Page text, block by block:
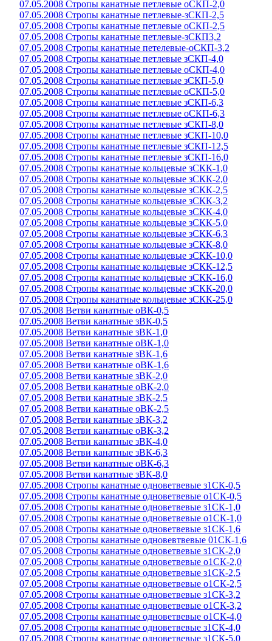
07.05.2008 Стропы канатные петлевые оСКП-2,0
07.05.2008 Стропы канатные петлевые-зСКП-2,5
07.05.2008 Стропы канатные петлевые оСКП-2,5
07.05.2008 Стропы канатные петлевые-зСКП3,2
07.05.2008 Стропы канатные петелевые-оСКП-3,2
07.05.2008 Стропы канатные петлевые зСКП-4,0
07.05.2008 Стропы канатные петлевые оСКП-4,0
07.05.2008 Стропы канатные петлевые зСКП-5,0
07.05.2008 Стропы канатные петлевые оСКП-5,0
07.05.2008 Стропы канатные петлевые зСКП-6,3
07.05.2008 Стропы канатные петлевые оСКП-6,3
07.05.2008 Стропы канатные петлевые зСКП-8,0
07.05.2008 Стропы канатные петлевые зСКП-10,0
07.05.2008 Стропы канатные петлевые зСКП-12,5
07.05.2008 Стропы канатные петлевые зСКП-16,0
07.05.2008 Стропы канатные кольцевые зСКК-1,0
07.05.2008 Стропы канатные кольцевые зСКК-2,0
07.05.2008 Стропы канатные кольцевые зСКК-2,5
07.05.2008 Стропы канатные кольцевые зСКК-3,2
07.05.2008 Стропы канатные кольцевые зСКК-4,0
07.05.2008 Стропы канатные кольцевые зСКК-5,0
07.05.2008 Стропы канатные кольцевые зСКК-6,3
07.05.2008 Стропы канатные кольцевые зСКК-8,0
07.05.2008 Стропы канатные кольцевые зСКК-10,0
07.05.2008 Стропы канатные кольцевые зСКК-12,5
07.05.2008 Стропы канатные кольцевые зСКК-16,0
07.05.2008 Стропы канатные кольцевые зСКК-20,0
07.05.2008 Стропы канатные кольцевые зСКК-25,0
07.05.2008 Ветви канатные оВК-0,5
07.05.2008 Ветви канатные зВК-0,5
07.05.2008 Ветви канатные зВК-1,0
07.05.2008 Ветви канатные оВК-1,0
07.05.2008 Ветви канатные зВК-1,6
07.05.2008 Ветви канатные оВК-1,6
07.05.2008 Ветви канатные зВК-2,0
07.05.2008 Ветви канатные оВК-2,0
07.05.2008 Ветви канатные зВК-2,5
07.05.2008 Ветви канатные оВК-2,5
07.05.2008 Ветви канатные зВК-3,2
07.05.2008 Ветви канатные оВК-3,2
07.05.2008 Ветви канатные зВК-4,0
07.05.2008 Ветви канатные зВК-6,3
07.05.2008 Ветви канатные оВК-6,3
07.05.2008 Ветви канатные зВК-8,0
07.05.2008 Стропы канатные одноветвевые з1СК-0,5
07.05.2008 Стропы канатные одноветвевые о1СК-0,5
07.05.2008 Стропы канатные одноветвевые з1СК-1,0
07.05.2008 Стропы канатные одноветвевые о1СК-1,0
07.05.2008 Стропы канатные одноветвевые з1СК-1,6
07.05.2008 Стропы канатные одновевтвевые 01СК-1,6
07.05.2008 Стропы канатные одноветвевые з1СК-2,0
07.05.2008 Стропы канатные одноветвевые о1СК-2,0
07.05.2008 Стропы канатные одноветвевые з1СК-2,5
07.05.2008 Стропы канатные одноветвевые о1СК-2,5
07.05.2008 Стропы канатные одноветвевые з1СК-3,2
07.05.2008 Стропы канатные одноветвевые о1СК-3,2
07.05.2008 Стропы канатные одноветвевые о1СК-4,0
07.05.2008 Стропы канатные одноветвевые з1СК-4,0
07.05.2008 Стропы канатные одноветвевые з1СК-5,0